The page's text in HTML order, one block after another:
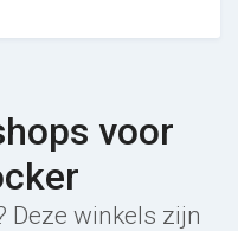
voor
Deze winkels zijn